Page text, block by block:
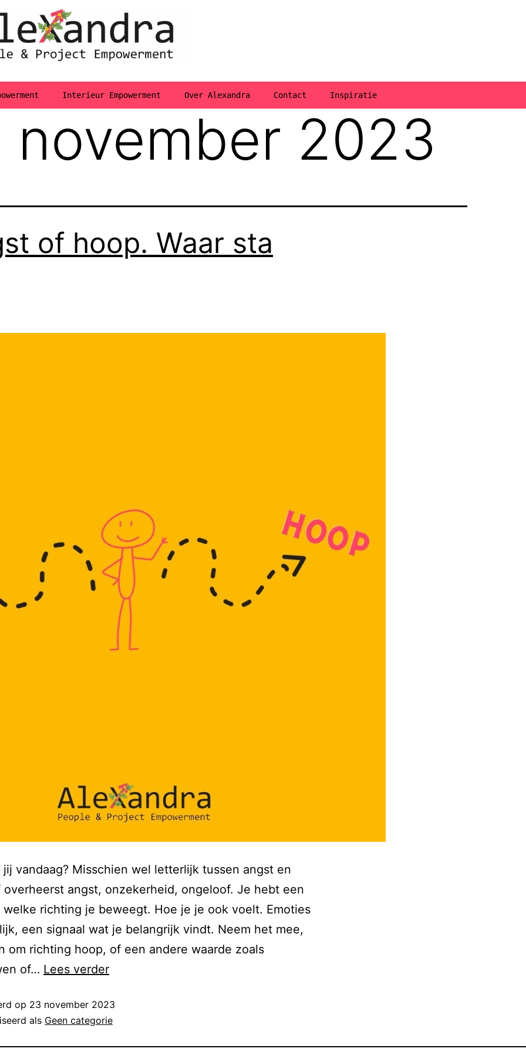
Interieur Empowerment Over Alexandra Contact Inspiratie
november 2023
of hoop. Waar sta
jij vandaag? Misschien wel letterlijk tussen angst en
overheerst angst, onzekerheid, ongeloof. Je hebt een
richting je beweegt. Hoe je je ook voelt. Emoties
een signaal wat je belangrijk vindt. Neem het mee,
om richting hoop, of een andere waarde zoals
of… Lees verder
op 23 november 2023
als Geen categorie